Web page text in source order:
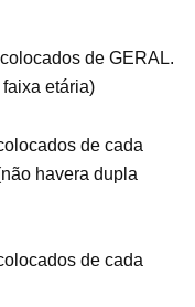
de GERAL.
etária)
de cada
havera dupla
de cada